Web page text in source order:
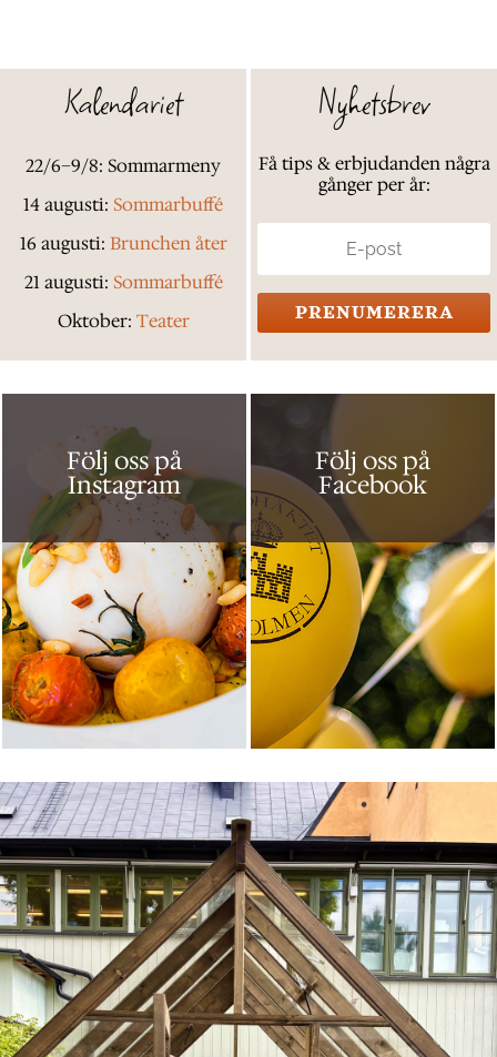
Kalendariet
22/6–9/8: Sommarmeny
14 augusti: Sommarbuffé
16 augusti: Brunchen åter
21 augusti: Sommarbuffé
Oktober: Teater
Nyhetsbrev
Få tips & erbjudanden några
gånger per år:
PRENUMERERA
Följ oss på
Instagram
Följ oss på
Facebook